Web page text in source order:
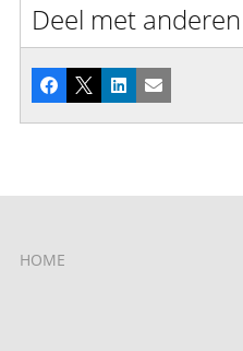
Deel met anderen
Facebook
X LinkedInE-mail
HOME